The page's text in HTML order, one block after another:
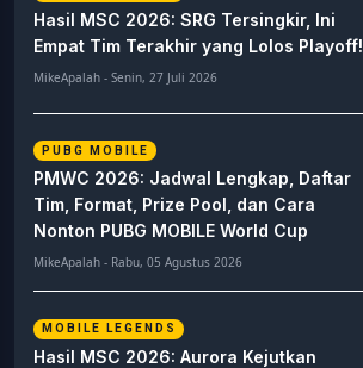
Hasil MSC 2026: SRG Tersingkir, Ini
Empat Tim Terakhir yang Lolos Playoff!
MikeApalah - Senin, 27 Juli 2026
PUBG MOBILE
PMWC 2026: Jadwal Lengkap, Daftar
Tim, Format, Prize Pool, dan Cara
Nonton PUBG MOBILE World Cup
MikeApalah - Rabu, 05 Agustus 2026
MOBILE LEGENDS
Hasil MSC 2026: Aurora Kejutkan